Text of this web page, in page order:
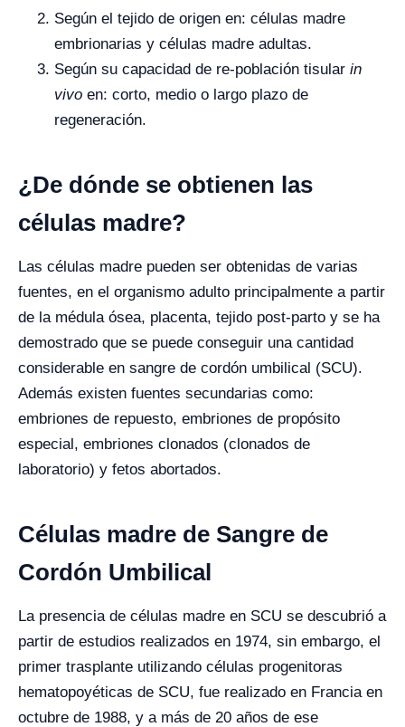
Según el tejido de origen en: células madre
embrionarias y células madre adultas.
Según su capacidad de re-población tisular in
vivo en: corto, medio o largo plazo de
regeneración.
¿De dónde se obtienen las
células madre?
Las células madre pueden ser obtenidas de varias
fuentes, en el organismo adulto principalmente a partir
de la médula ósea, placenta, tejido post-parto y se ha
demostrado que se puede conseguir una cantidad
considerable en sangre de cordón umbilical (SCU).
Además existen fuentes secundarias como:
embriones de repuesto, embriones de propósito
especial, embriones clonados (clonados de
laboratorio) y fetos abortados.
Células madre de Sangre de
Cordón Umbilical
La presencia de células madre en SCU se descubrió a
partir de estudios realizados en 1974, sin embargo, el
primer trasplante utilizando células progenitoras
hematopoyéticas de SCU, fue realizado en Francia en
octubre de 1988, y a más de 20 años de ese